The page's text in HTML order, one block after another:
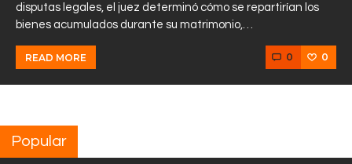
Noticias
Equipo
Sobre Nosotros
disputas legales, el juez determinó cómo se repartirían los
bienes acumulados durante su matrimonio,…
READ MORE 0 0
Popular